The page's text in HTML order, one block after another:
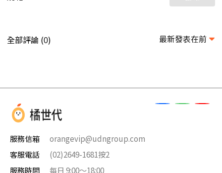
全部評論 (0) 最新發表在前
服務信箱
orangevip@udngroup.com
客服電話
(02)2649-1681按2
服務時間
每日 9:00～18:00